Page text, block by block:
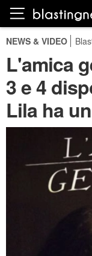
NEWS & VIDEO
L'amica
3 e 4
Lila ha